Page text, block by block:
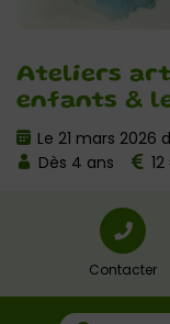
Ateliers
enfants &
Le 21 mars 2026
Dès 4 ans
Contacter